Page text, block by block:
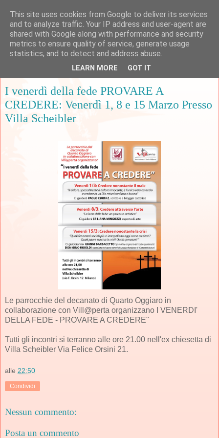
mercoledì 20 febbraio 2013
I venerdì della fede PROVARE A
CREDERE: Venerdì 1, 8 e 15 Marzo Presso
Villa Scheibler
Le parrocchie del decanato di Quarto Oggiaro in
collaborazione con Vill@perta organizzano I VENERDI'
DELLA FEDE - PROVARE A CREDERE"
Tutti gli incontri si terranno alle ore 21.00 nell'ex chiesetta di
Villa Scheibler Via Felice Orsini 21.
alle 22:50
Condividi
Nessun commento:
Posta un commento
This site uses cookies from Google to deliver its services
and to analyze traffic. Your IP address and user-agent are
shared with Google along with performance and security
metrics to ensure quality of service, generate usage
statistics, and to detect and address abuse.
LEARN MORE GOT IT